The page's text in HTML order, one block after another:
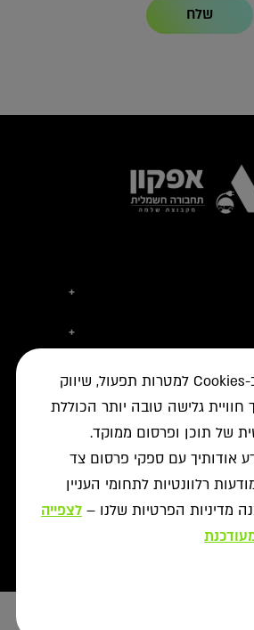
שלח
+
הרכב
+
הטעינה
+
האתר עושה שימוש ב-Cookies למטרות תפעול, שיווק
חוויית גלישה טובה יותר הכוללת
של תוכן ופרסום ממוקד.
אודותיך עם ספקי פרסום צד
רלוונטיות לתחומי העניין
מדיניות הפרטיות שלנו – לצפייה